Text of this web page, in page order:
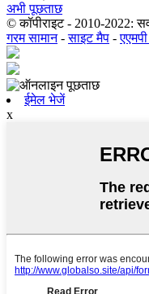
अभी पूछताछ
© कॉपीराइट - 2010-2022:
गरम सामान-साइट मैप -
ईमेल भेजें
x